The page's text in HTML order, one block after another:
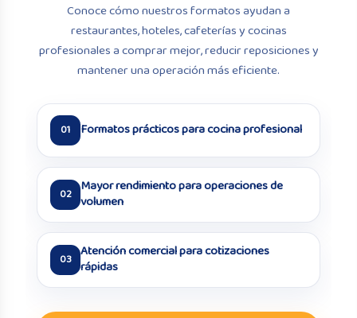
Conoce cómo nuestros formatos ayudan a
restaurantes, hoteles, cafeterías y cocinas
profesionales a comprar mejor, reducir reposiciones y
mantener una operación más eficiente.
01 Formatos prácticos para cocina profesional
02 Mayor rendimiento para operaciones de
volumen
03 Atención comercial para cotizaciones
rápidas